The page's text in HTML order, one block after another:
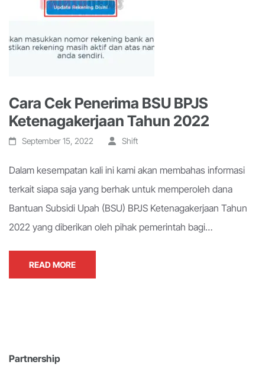
Cara Cek Penerima BSU BPJS
Ketenagakerjaan Tahun 2022
September 15, 2022 Shift
Dalam kesempatan kali ini kami akan membahas informasi
terkait siapa saja yang berhak untuk memperoleh dana
Bantuan Subsidi Upah (BSU) BPJS Ketenagakerjaan Tahun
2022 yang diberikan oleh pihak pemerintah bagi…
READ MORE
Partnership